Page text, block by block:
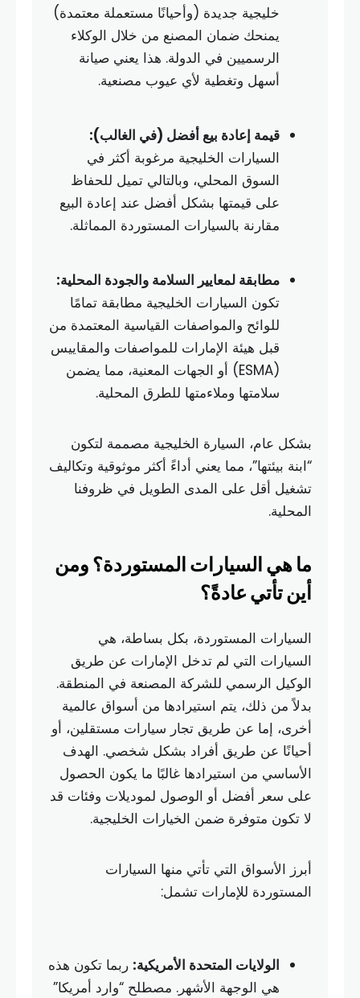
خليجية جديدة (وأحيانًا مستعملة معتمدة)
يمنحك ضمان المصنع من خلال الوكلاء
الرسميين في الدولة. هذا يعني صيانة
أسهل وتغطية لأي عيوب مصنعية.
قيمة إعادة بيع أفضل (في الغالب):
السيارات الخليجية مرغوبة أكثر في
السوق المحلي، وبالتالي تميل للحفاظ
على قيمتها بشكل أفضل عند إعادة البيع
مقارنة بالسيارات المستوردة المماثلة.
مطابقة لمعايير السلامة والجودة المحلية:
تكون السيارات الخليجية مطابقة تمامًا
للوائح والمواصفات القياسية المعتمدة من
قبل هيئة الإمارات للمواصفات والمقاييس
(ESMA) أو الجهات المعنية، مما يضمن
سلامتها وملاءمتها للطرق المحلية.
بشكل عام، السيارة الخليجية مصممة لتكون
“ابنة بيئتها”، مما يعني أداءً أكثر موثوقية وتكاليف
تشغيل أقل على المدى الطويل في ظروفنا
المحلية.
ما هي السيارات المستوردة؟ ومن
أين تأتي عادةً؟
السيارات المستوردة، بكل بساطة، هي
السيارات التي لم تدخل الإمارات عن طريق
الوكيل الرسمي للشركة المصنعة في المنطقة.
بدلاً من ذلك، يتم استيرادها من أسواق عالمية
أخرى، إما عن طريق تجار سيارات مستقلين، أو
أحيانًا عن طريق أفراد بشكل شخصي. الهدف
الأساسي من استيرادها غالبًا ما يكون الحصول
على سعر أفضل أو الوصول لموديلات وفئات قد
لا تكون متوفرة ضمن الخيارات الخليجية.
أبرز الأسواق التي تأتي منها السيارات
المستوردة للإمارات تشمل:
الولايات المتحدة الأمريكية: ربما تكون هذه
هي الوجهة الأشهر. مصطلح “وارد أمريكا”